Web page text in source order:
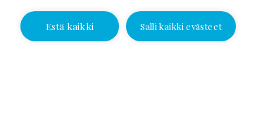
Estä kaikki Salli kaikki evästeet